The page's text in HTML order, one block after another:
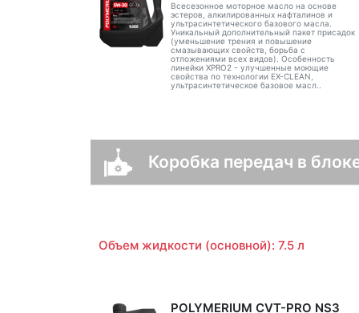
Всесезонное моторное масло на основе
эстеров, алкилированных нафталинов и
ультрасинтетического базового масла.
Уникальный дополнительный пакет присадок
(уменьшение трения и повышение
смазывающих свойств, борьба с
отложениями всех видов). Особенность
линейки XPRO2 - улучшенные моющие
свойства по технологии EX-CLEAN,
ультрасинтетическое базовое масл..
Коробка передач в
Объем жидкости (основной): 7.5 л
POLYMERIUM CVT-PRO NS3